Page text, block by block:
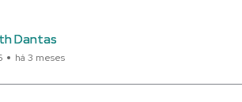
Dantas
há 3 meses